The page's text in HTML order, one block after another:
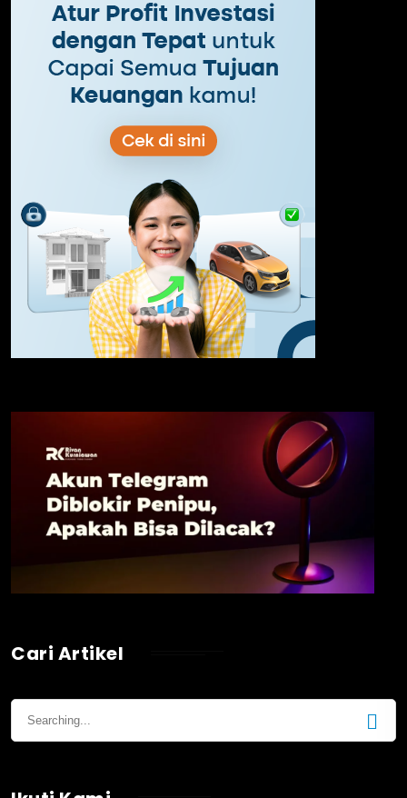
Cari Artikel